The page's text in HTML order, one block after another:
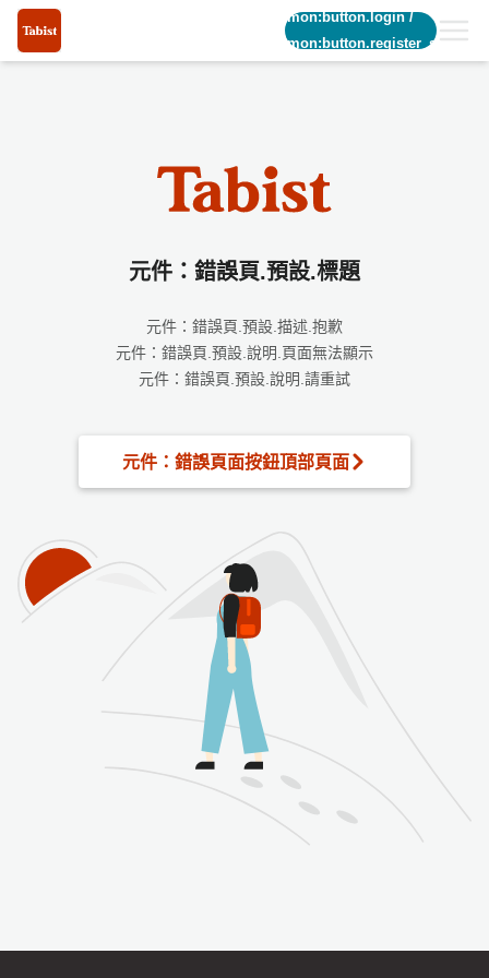
common:button.login/
common:button.register_short
元件：錯誤頁.預設.標題
元件：錯誤頁.預設.描述.抱歉
元件：錯誤頁.預設.說明.頁面無法顯示
元件：錯誤頁.預設.說明.請重試
元件：錯誤頁面按鈕頂部頁面